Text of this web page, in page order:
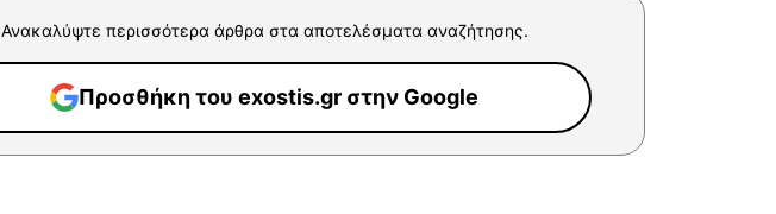
Ανακαλύψτε περισσότερα άρθρα στα αποτελέσματα αναζήτησης.
Προσθήκη του exostis.gr στην Google